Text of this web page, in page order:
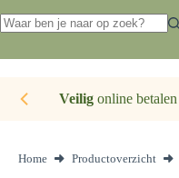
resultaten
Veiligonline
Home Productoverzicht